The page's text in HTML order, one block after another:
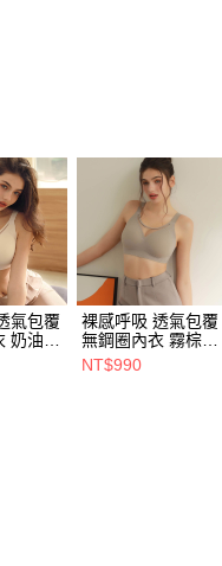
列
▸Ｂ罩杯專區
▸Ｃ罩杯專區
▸Ｄ罩杯專區
氣包覆
奶油杏
裸感呼吸 透氣包覆
無鋼圈內衣 霧棕灰
(M~6L)
NT$990